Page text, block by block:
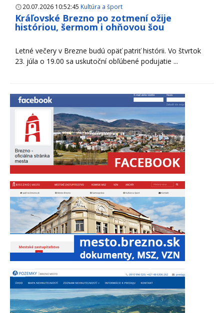
20.07.2026 10:52:45 Kultúra a šport
Kráľovské Brezno po zotmení ožije
históriou, šermom i ohňovou šou
Letné večery v Brezne budú opäť patriť histórii. Vo štvrtok
23. júla o 19.00 sa uskutoční obľúbené podujatie ...